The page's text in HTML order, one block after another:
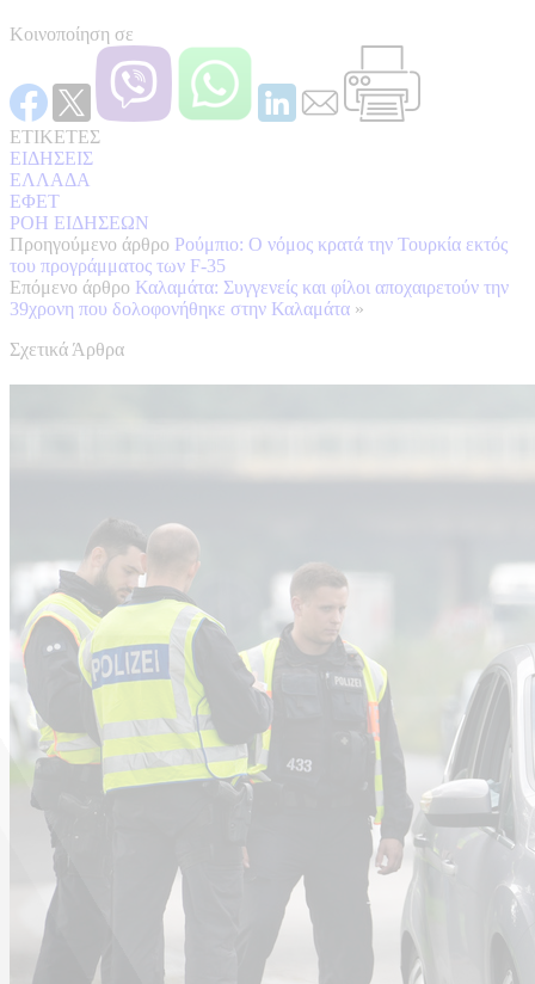
Κοινοποίηση σε
ΕΤΙΚΕΤΕΣ
ΕΙΔΗΣΕΙΣ
ΕΛΛΑΔΑ
ΕΦΕΤ
ΡΟΗ ΕΙΔΗΣΕΩΝ
Προηγούμενο άρθρο Ρούμπιο: Ο νόμος κρατά την Τουρκία εκτός
του προγράμματος των F-35
Επόμενο άρθρο Καλαμάτα: Συγγενείς και φίλοι αποχαιρετούν την
39χρονη που δολοφονήθηκε στην Καλαμάτα »
Σχετικά Άρθρα